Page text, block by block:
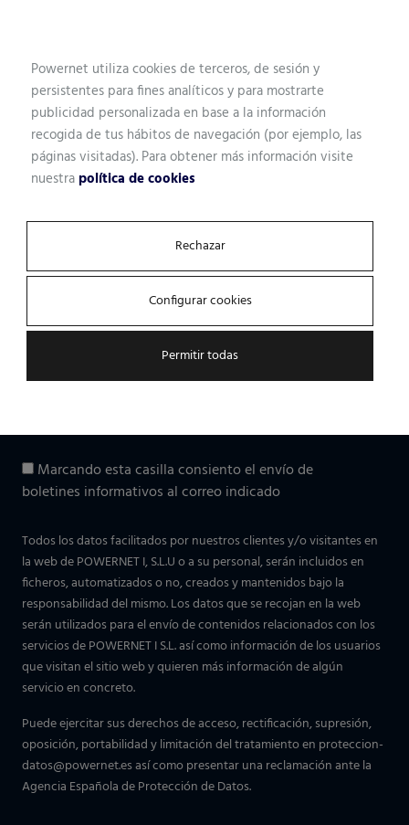
Empresa
¿Qué tipo de solución estás buscando?
Mensaje (opcional)
Marcando esta casilla consiento el envío de
boletines informativos al correo indicado
Todos los datos facilitados por nuestros clientes y/o visitantes en
la web de POWERNET I, S.L.U o a su personal, serán incluidos en
ficheros, automatizados o no, creados y mantenidos bajo la
responsabilidad del mismo. Los datos que se recojan en la web
serán utilizados para el envío de contenidos relacionados con los
servicios de POWERNET I S.L. así como información de los usuarios
que visitan el sitio web y quieren más información de algún
servicio en concreto.
Puede ejercitar sus derechos de acceso, rectificación, supresión,
oposición, portabilidad y limitación del tratamiento en proteccion-
datos@powernet.esasí como presentar una reclamación ante la
Agencia Española de Protección de Datos.
Powernet utiliza cookies de terceros, de sesión y
persistentes para fines analíticos y para mostrarte
publicidad personalizada en base a la información
recogida de tus hábitos de navegación (por ejemplo, las
páginas visitadas). Para obtener más información visite
nuestrapolítica de cookies
Rechazar
Configurar cookies
Permitir todas